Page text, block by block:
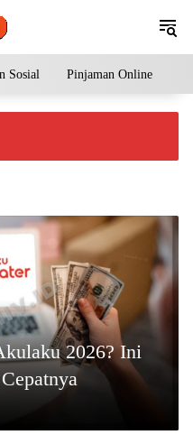
Sosial Pinjaman Online
2026? Ini